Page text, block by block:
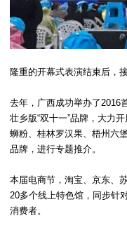
隆重的开幕式表演结束后，
去年，广西成功举办了2016
壮乡版“双十一”品牌，大力
蛳粉、桂林罗汉果、梧州六
品牌，进行专题推介。
本届电商节，淘宝、京东、
20多个线上特色馆，同步针
消费者。